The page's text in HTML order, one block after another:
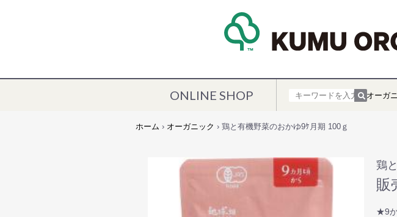
ONLINE SHOP オーガ
ホーム › オーガニック › 鶏と有機野菜のおかゆ9ｹ月期 100ｇ
鶏
販
★9